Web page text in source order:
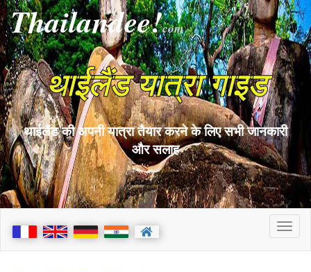
Thailandee!com
थाईलैंड यात्रा गाइड
थाईलैंड की अपनी यात्रा तैयार करने के लिए सभी जानकारी
और सलाह